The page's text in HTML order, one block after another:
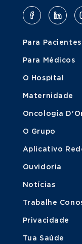
Para Pacientes
Para Médicos
O Hospital
Maternidade
Oncologia
O Grupo
Aplicativo
Ouvidoria
Notícias
Trabalhe
Privacidade
Tua Saúde